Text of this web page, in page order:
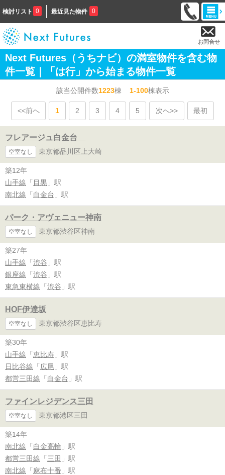
検討リスト 0 最近見た物件 0
お問合せ
Next Futures（うちナビ）の満室物件を含む物
件一覧｜「は行」から始まる物件一覧
該当公開件数1223棟 1-100棟表示
<<前へ 1 2 3 4 5 次へ>> 最初
フレアージュ白金台
空室なし 東京都品川区上大崎
築12年
山手線 「 目黒 」駅
南北線 「 白金台 」駅
パーク・アヴェニュー神南
空室なし 東京都渋谷区神南
築27年
山手線 「 渋谷 」駅
銀座線 「 渋谷 」駅
東急東横線 「 渋谷 」駅
HOF伊達坂
空室なし 東京都渋谷区恵比寿
築30年
山手線 「 恵比寿 」駅
日比谷線 「 広尾 」駅
都営三田線 「 白金台 」駅
ファインレジデンス三田
空室なし 東京都港区三田
築14年
南北線 「 白金高輪 」駅
都営三田線 「 三田 」駅
南北線 「 麻布十番 」駅